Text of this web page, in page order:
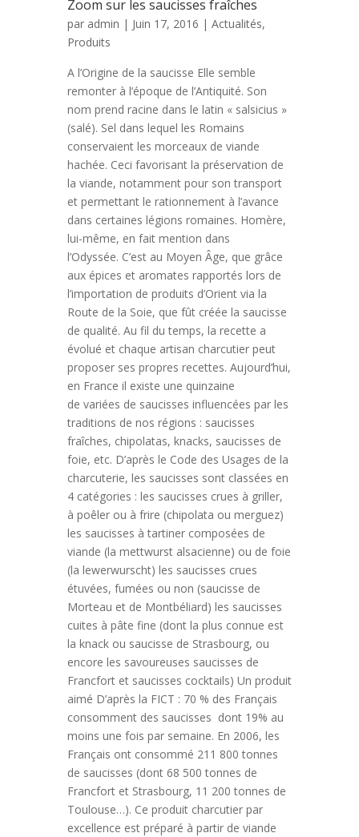
Zoom sur les saucisses fraîches
par admin | Juin 17, 2016 | Actualités,
Produits
A l’Origine de la saucisse Elle semble
remonter à l’époque de l’Antiquité. Son
nom prend racine dans le latin « salsicius »
(salé). Sel dans lequel les Romains
conservaient les morceaux de viande
hachée. Ceci favorisant la préservation de
la viande, notamment pour son transport
et permettant le rationnement à l’avance
dans certaines légions romaines. Homère,
lui-même, en fait mention dans
l’Odyssée. C’est au Moyen Âge, que grâce
aux épices et aromates rapportés lors de
l’importation de produits d’Orient via la
Route de la Soie, que fût créée la saucisse
de qualité. Au fil du temps, la recette a
évolué et chaque artisan charcutier peut
proposer ses propres recettes. Aujourd’hui,
en France il existe une quinzaine
de variées de saucisses influencées par les
traditions de nos régions : saucisses
fraîches, chipolatas, knacks, saucisses de
foie, etc. D’après le Code des Usages de la
charcuterie, les saucisses sont classées en
4 catégories : les saucisses crues à griller,
à poêler ou à frire (chipolata ou merguez)
les saucisses à tartiner composées de
viande (la mettwurst alsacienne) ou de foie
(la lewerwurscht) les saucisses crues
étuvées, fumées ou non (saucisse de
Morteau et de Montbéliard) les saucisses
cuites à pâte fine (dont la plus connue est
la knack ou saucisse de Strasbourg, ou
encore les savoureuses saucisses de
Francfort et saucisses cocktails) Un produit
aimé D’après la FICT : 70 % des Français
consomment des saucisses dont 19% au
moins une fois par semaine. En 2006, les
Français ont consommé 211 800 tonnes
de saucisses (dont 68 500 tonnes de
Francfort et Strasbourg, 11 200 tonnes de
Toulouse…). Ce produit charcutier par
excellence est préparé à partir de viande